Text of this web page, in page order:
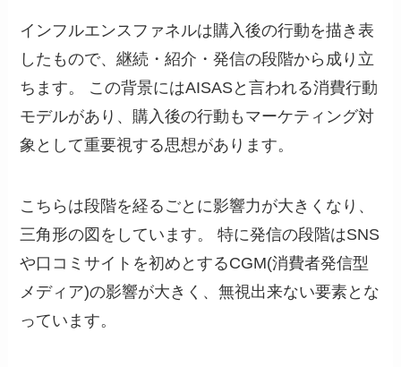
インフルエンスファネルは購入後の行動を描き表
したもので、継続・紹介・発信の段階から成り立
ちます。 この背景にはAISASと言われる消費行動
モデルがあり、購入後の行動もマーケティング対
象として重要視する思想があります。
こちらは段階を経るごとに影響力が大きくなり、
三角形の図をしています。 特に発信の段階はSNS
や口コミサイトを初めとするCGM(消費者発信型
メディア)の影響が大きく、無視出来ない要素とな
っています。